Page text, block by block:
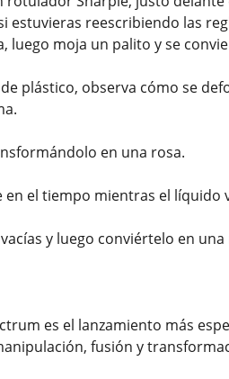
reescribiendo las
luego moja un palito y se
plástico, observa cómo se
en una rosa.
el tiempo mientras el líquido
y luego conviértelo en
es el lanzamiento más
fusión y